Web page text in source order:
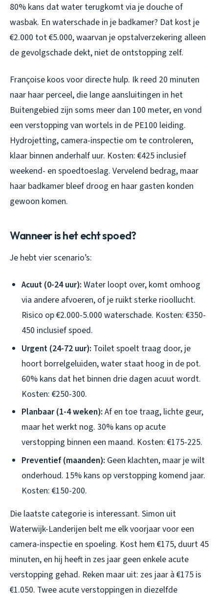
80% kans dat water terugkomt via je douche of
wasbak. En waterschade in je badkamer? Dat kost je
€2.000 tot €5.000, waarvan je opstalverzekering alleen
de gevolgschade dekt, niet de ontstopping zelf.
Françoise koos voor directe hulp. Ik reed 20 minuten
naar haar perceel, die lange aansluitingen in het
Buitengebied zijn soms meer dan 100 meter, en vond
een verstopping van wortels in de PE100 leiding.
Hydrojetting, camera-inspectie om te controleren,
klaar binnen anderhalf uur. Kosten: €425 inclusief
weekend- en spoedtoeslag. Vervelend bedrag, maar
haar badkamer bleef droog en haar gasten konden
gewoon komen.
Wanneer is het echt spoed?
Je hebt vier scenario’s:
Acuut (0-24 uur): Water loopt over, komt omhoog
via andere afvoeren, of je ruikt sterke rioollucht.
Risico op €2.000-5.000 waterschade. Kosten: €350-
450 inclusief spoed.
Urgent (24-72 uur): Toilet spoelt traag door, je
hoort borrelgeluiden, water staat hoog in de pot.
60% kans dat het binnen drie dagen acuut wordt.
Kosten: €250-300.
Planbaar (1-4 weken): Af en toe traag, lichte geur,
maar het werkt nog. 30% kans op acute
verstopping binnen een maand. Kosten: €175-225.
Preventief (maanden): Geen klachten, maar je wilt
onderhoud. 15% kans op verstopping komend jaar.
Kosten: €150-200.
Die laatste categorie is interessant. Simon uit
Waterwijk-Landerijen belt me elk voorjaar voor een
camera-inspectie en spoeling. Kost hem €175, duurt 45
minuten, en hij heeft in zes jaar geen enkele acute
verstopping gehad. Reken maar uit: zes jaar à €175 is
€1.050. Twee acute verstoppingen in diezelfde